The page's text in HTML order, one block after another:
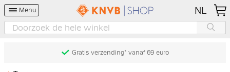
Menu NL
Gratis verzending* vanaf 69 euro